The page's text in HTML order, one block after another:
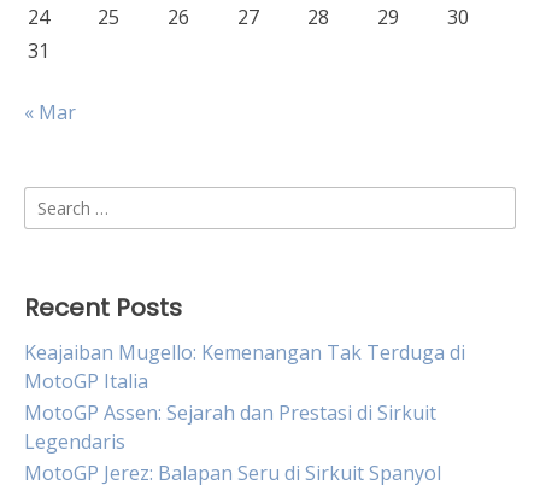
24
25 26 27 28 29
30
31
« Mar
Search
for:
Recent Posts
Keajaiban Mugello: Kemenangan Tak Terduga di
MotoGP Italia
MotoGP Assen: Sejarah dan Prestasi di Sirkuit
Legendaris
MotoGP Jerez: Balapan Seru di Sirkuit Spanyol